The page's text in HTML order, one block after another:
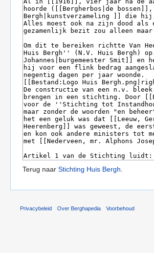
Terug naar Stichting Huis Bergh.
Privacybeleid Over Berghapedia Voorbehoud